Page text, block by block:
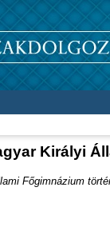
Királyi
Főgimnázium